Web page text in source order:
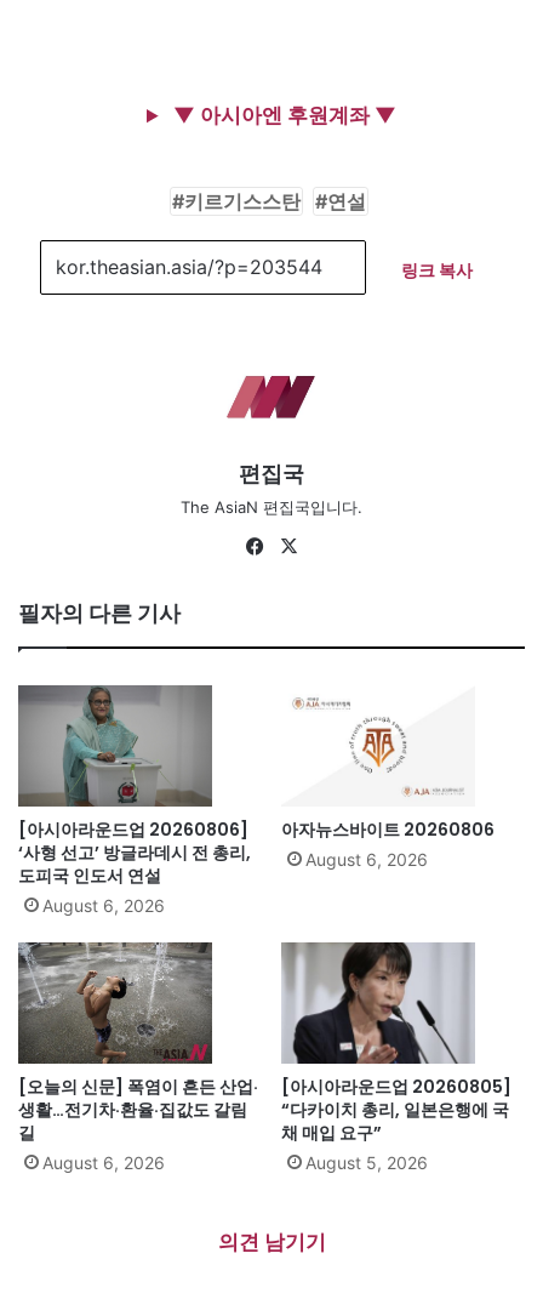
▼ 아시아엔 후원계좌 ▼
키르기스스탄 연설
링크 복사
편집국
The AsiaN 편집국입니다.
Fa
필자의 다른 기사
[아시아라운드업 20260806]
‘사형 선고’ 방글라데시 전 총리,
도피국 인도서 연설
August 6, 2026
아자뉴스바이트 20260806
August 6, 2026
[오늘의 신문] 폭염이 흔든 산업·
생활…전기차·환율·집값도 갈림
길
August 6, 2026
[아시아라운드업 20260805]
“다카이치 총리, 일본은행에 국
채 매입 요구”
August 5, 2026
의견 남기기